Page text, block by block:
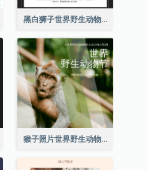
黑白狮子世界野生动物日Instagram帖子
猴子照片世界野生动物日Instagram帖子